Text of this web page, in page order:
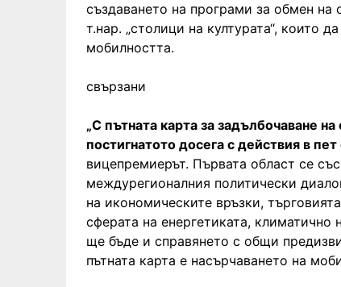
създаването на програми за обмен на
т.нар. „столици на културата“, които
мобилността.
свързани
„С пътната карта за задълбочаване
постигнатото досега с действия в
вицепремиерът. Първата област се
междурегионалния политически
на икономическите връзки,
сферата на енергетиката,
ще бъде и справянето с общи
пътната карта е насърчаването на